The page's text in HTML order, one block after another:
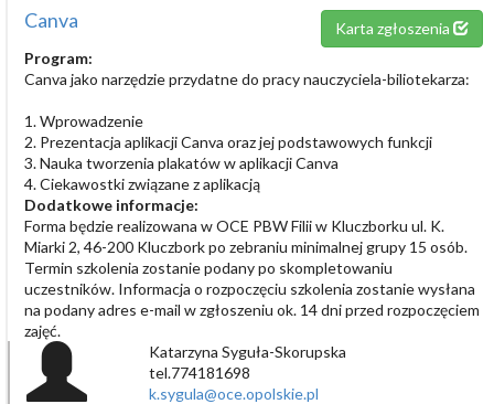
Canva
Karta zgłoszenia
Program:
Canva jako narzędzie przydatne do pracy nauczyciela-biliotekarza:
1. Wprowadzenie
2. Prezentacja aplikacji Canva oraz jej podstawowych funkcji
3. Nauka tworzenia plakatów w aplikacji Canva
4. Ciekawostki związane z aplikacją
Dodatkowe informacje:
Forma będzie realizowana w OCE PBW Filii w Kluczborku ul. K.
Miarki 2, 46-200 Kluczbork po zebraniu minimalnej grupy 15 osób.
Termin szkolenia zostanie podany po skompletowaniu
uczestników. Informacja o rozpoczęciu szkolenia zostanie wysłana
na podany adres e-mail w zgłoszeniu ok. 14 dni przed rozpoczęciem
zajęć.
Katarzyna Syguła-Skorupska
tel.774181698
k.sygula@oce.opolskie.pl